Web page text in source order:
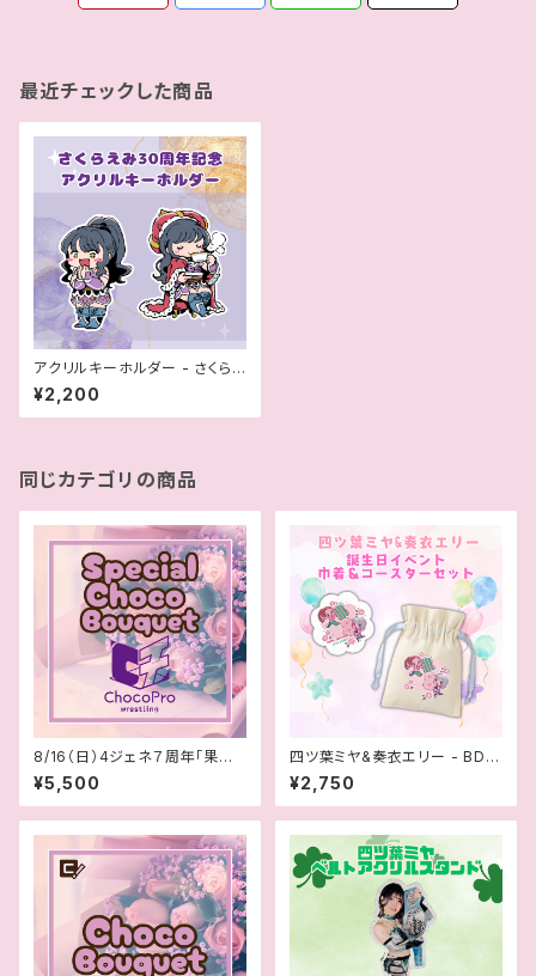
最近チェックした商品
アクリルキーホルダー - さくらえ
み30周年記念
¥2,200
同じカテゴリの商品
8/16（日）4ジェネ７周年「果汁2
545％」スペシャルブーケ
¥5,500
四ツ葉ミヤ&奏衣エリー - BDイ
ベント巾着＆コースターセット
¥2,750